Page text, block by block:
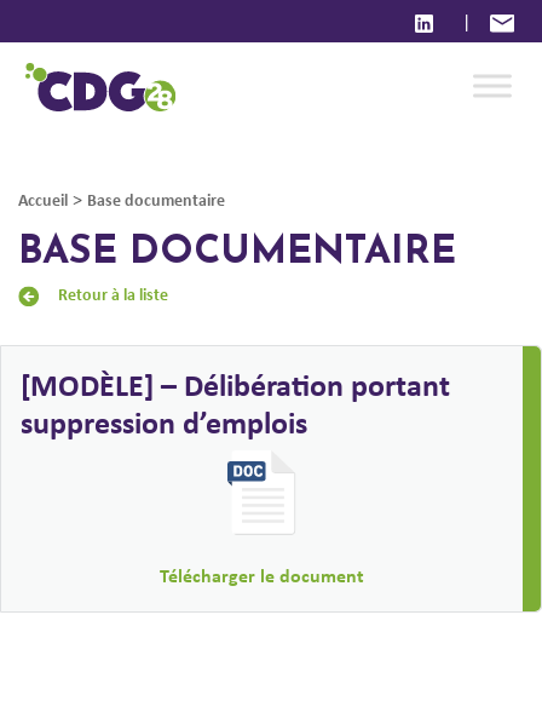
|
Accueil > Base documentaire
BASE DOCUMENTAIRE
Retour à la liste
[MODÈLE] – Délibération portant
suppression d’emplois
Télécharger le document